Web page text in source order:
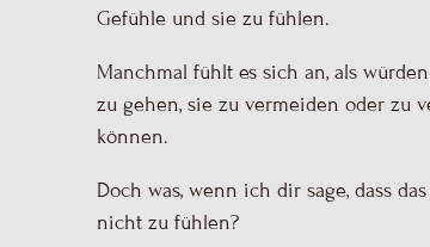
Gefühle und sie zu fühlen.
Manchmal fühlt es sich an, als
zu gehen, sie zu vermeiden oder zu
können.
Doch was, wenn ich dir sage, dass
nicht zu fühlen?